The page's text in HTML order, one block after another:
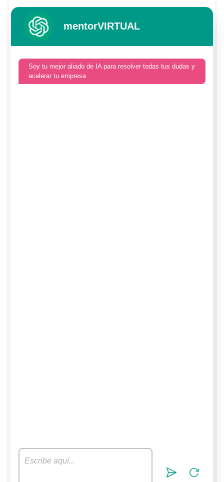
mentorVIRTUAL
Soy tu mejor aliado de IA para resolver todas tus dudas y
acelerar tu empresa